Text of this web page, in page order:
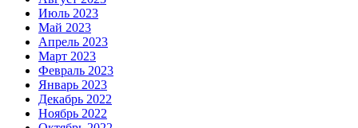
Июль 2023
Май 2023
Апрель 2023
Март 2023
Февраль 2023
Январь 2023
Декабрь 2022
Ноябрь 2022